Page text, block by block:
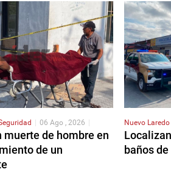
06 Ago , 2026
muerte de hombre en
de un
Nuevo Laredo
baños